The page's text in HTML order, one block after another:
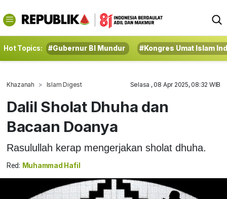
Hot Topics: #Gubernur BI Mundur #Kongres Umat Islam
Khazanah Islam Digest Selasa , 08 Apr 2025, 08:32 WIB
Dalil Sholat Dhuha dan
Bacaan Doanya
Rasulullah kerap mengerjakan sholat dhuha.
Red: Muhammad Hafil